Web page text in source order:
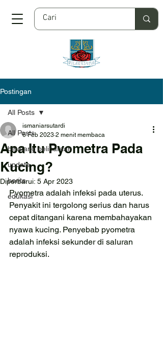
Postingan
All Posts
binatang peliharaan
update
berita
edukasi
All Posts
Apa Itu Pyometra Pada
Kucing?
ismaniarsutardi
6 Feb 2023 2 menit membaca
Diperbarui: 5 Apr 2023
Pyometra adalah infeksi pada uterus.
Penyakit ini tergolong serius dan harus
cepat ditangani karena membahayakan
nyawa kucing. Penyebab pyometra
adalah infeksi sekunder di saluran
reproduksi.